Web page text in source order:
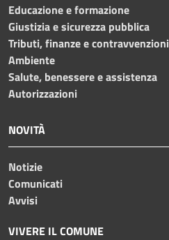
Educazione e formazione
Giustizia e sicurezza pubblica
Tributi, finanze e contravvenzioni
Ambiente
Salute, benessere e assistenza
Autorizzazioni
NOVITÀ
Notizie
Comunicati
Avvisi
VIVERE IL COMUNE